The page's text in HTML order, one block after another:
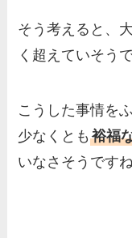
そう考えると、
く超えていそう
こうした事情を
少なくとも裕福
いなさそうですね